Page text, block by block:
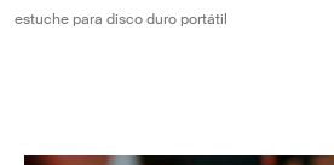
estuche para disco duro portátil